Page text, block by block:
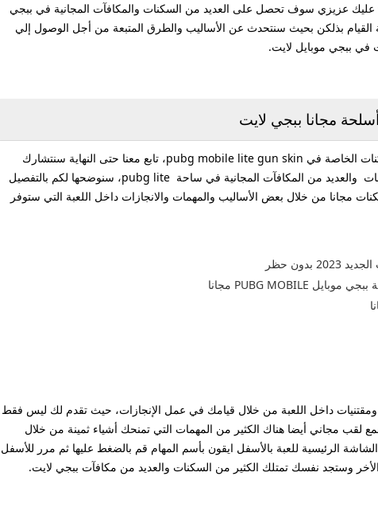
عليك عزيزي سوف تحصل على العديد من السكنات والمكافآت المجانية في ببجي
القيام بذلكن بحيث سنتحدث عن الأساليب والطرق المتبعة من أجل الوصول إلي
في ببجي موبايل لايت.
مجانا ببجي لايت
هل تبحث عن كيفية الحصول على تلك السكنات الخاصة في pubg mobile lite gun skin، تابع معنا حتى النهاية سنتشارك
معكم اليوم بعض الطرق للحصول على سكنات والعديد من المكافآت المجانية في ساحة pubg lite، سنوضحها لكم بالتفصيل
مجانا من خلال بعض الأساليب والمهمات والانجازات داخل اللعبة التي ستوفر
داخل اللعبة من خلال قيامك في عمل الإنجازات، حيث تقدم لك ليس فقط
لقب مجاني أيضا هناك الكثير من المهمات التي تمنحك أشياء ثمينة من خلال
الرئيسية للعبة بالأسفل ايقون بأسم المهام قم بالضغط عليها ثم مرر للأسفل
الأخر وستجد نفسك تمتلك الكثير من السكنات والعديد من مكافآت ببجي لايت.